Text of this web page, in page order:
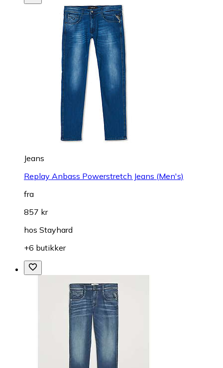
Jeans
Replay Anbass Powerstretch Jeans (Men's)
fra
857 kr
hos Stayhard
+6 butikker